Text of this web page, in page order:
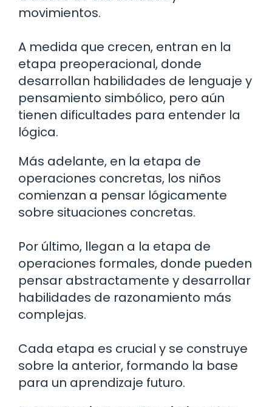
movimientos.
A medida que crecen, entran en la
etapa preoperacional, donde
desarrollan habilidades de lenguaje y
pensamiento simbólico, pero aún
tienen dificultades para entender la
lógica.
Más adelante, en la etapa de
operaciones concretas, los niños
comienzan a pensar lógicamente
sobre situaciones concretas.
Por último, llegan a la etapa de
operaciones formales, donde pueden
pensar abstractamente y desarrollar
habilidades de razonamiento más
complejas.
Cada etapa es crucial y se construye
sobre la anterior, formando la base
para un aprendizaje futuro.